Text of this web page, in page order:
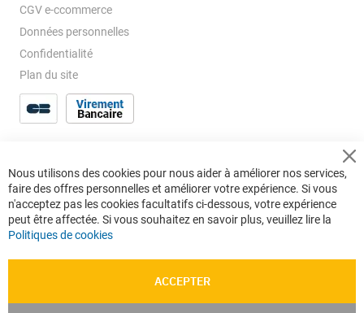
CGV e-ccommerce
Données personnelles
Confidentialité
Plan du site
Nous utilisons des cookies pour nous aider à améliorer nos services,
faire des offres personnelles et améliorer votre expérience. Si vous
n'acceptez pas les cookies facultatifs ci-dessous, votre expérience
peut être affectée. Si vous souhaitez en savoir plus, veuillez lire la
Politiques de cookies
ACCEPTER